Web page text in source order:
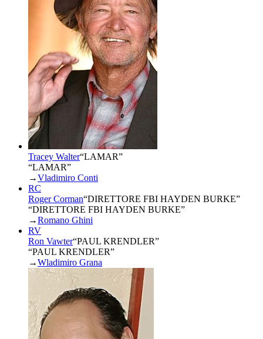
Tracey Walter“LAMAR”
“LAMAR”
→Vladimiro Conti
RC
Roger Corman“DIRETTORE FBI HAYDEN BURKE”
“DIRETTORE FBI HAYDEN BURKE”
→Romano Ghini
RV
Ron Vawter“PAUL KRENDLER”
“PAUL KRENDLER”
→Wladimiro Grana